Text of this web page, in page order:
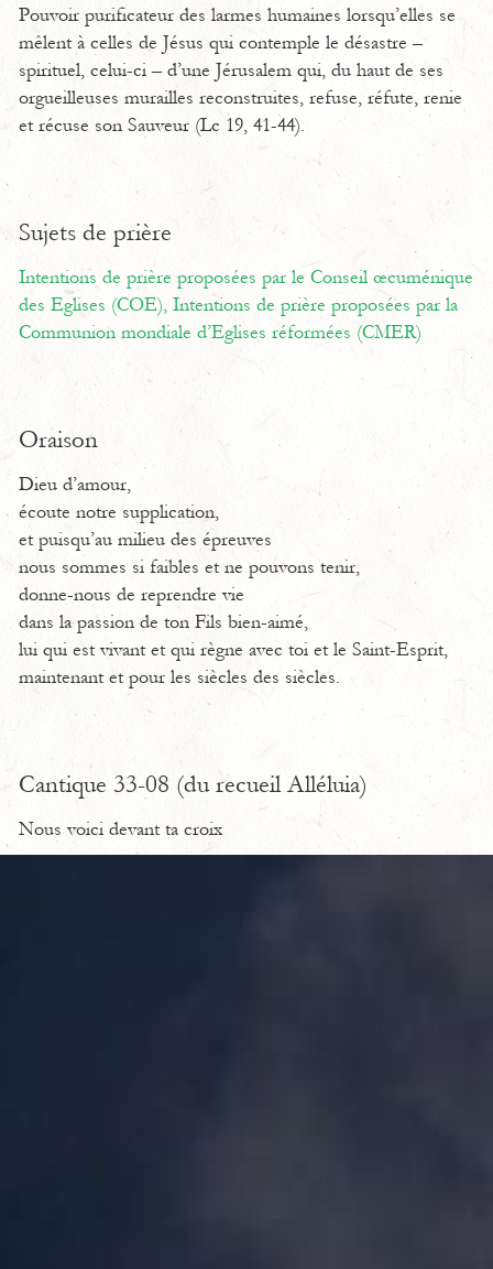
Pouvoir purificateur des larmes humaines lorsqu’elles se
mêlent à celles de Jésus qui contemple le désastre –
spirituel, celui-ci – d’une Jérusalem qui, du haut de ses
orgueilleuses murailles reconstruites, refuse, réfute, renie
et récuse son Sauveur (Lc 19, 41-44).
Sujets de prière
Intentions de prière proposées par le Conseil œcuménique
des Eglises (COE), Intentions de prière proposées par la
Communion mondiale d’Eglises réformées (CMER)
Oraison
Dieu d’amour,
écoute notre supplication,
et puisqu’au milieu des épreuves
nous sommes si faibles et ne pouvons tenir,
donne-nous de reprendre vie
dans la passion de ton Fils bien-aimé,
lui qui est vivant et qui règne avec toi et le Saint-Esprit,
maintenant et pour les siècles des siècles.
Cantique 33-08 (du recueil Alléluia)
Nous voici devant ta croix